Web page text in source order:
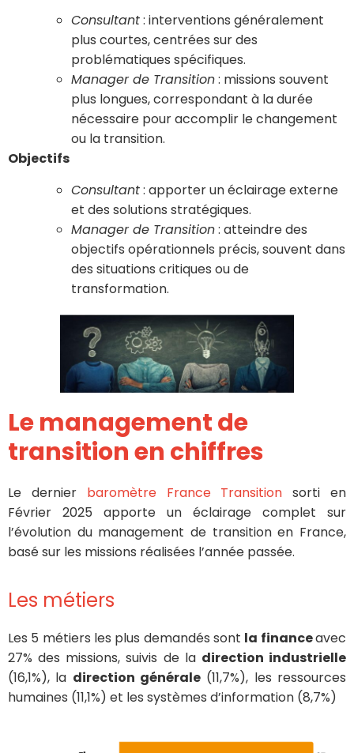
Consultant: interventions généralement
plus courtes, centrées sur des
problématiques spécifiques.
Manager de Transition: missions souvent
plus longues, correspondant à la durée
nécessaire pour accomplir le changement
ou la transition.
Objectifs
Consultant: apporter un éclairage externe
et des solutions stratégiques.
Manager de Transition: atteindre des
objectifs opérationnels précis, souvent dans
des situations critiques ou de
transformation.
Le management de
transition en chiffres
Le dernier baromètre France Transition sorti en
Février 2025 apporte un éclairage complet sur
l’évolution du management de transition en France,
basé sur les missions réalisées l’année passée.
Les métiers
Les 5 métiers les plus demandés sont la financeavec
27% des missions, suivis de la direction industrielle
(16,1%), la direction générale (11,7%), les ressources
humaines (11,1%) et les systèmes d’information (8,7%)